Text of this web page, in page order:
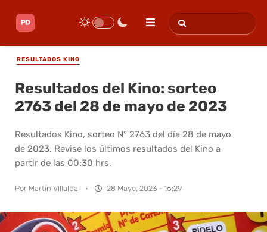
RESULTADOS KINO
Resultados del Kino: sorteo
2763 del 28 de mayo de 2023
Resultados Kino, sorteo N° 2763 del día 28 de mayo
de 2023. Revise los últimos resultados del Kino a
partir de las 00:30 hrs.
Por Martín Villalba · 28 Mayo, 2023 - 16:29